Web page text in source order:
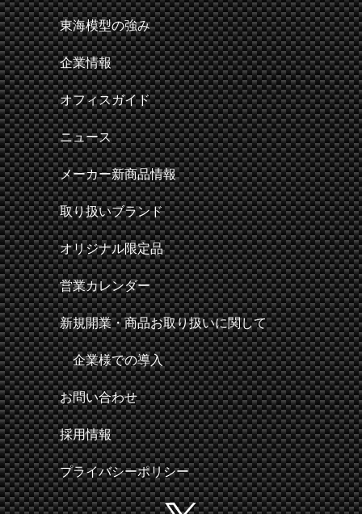
東海模型の強み
企業情報
オフィスガイド
ニュース
メーカー新商品情報
取り扱いブランド
オリジナル限定品
営業カレンダー
新規開業・商品お取り扱いに関して
企業様での導入
お問い合わせ
採用情報
プライバシーポリシー